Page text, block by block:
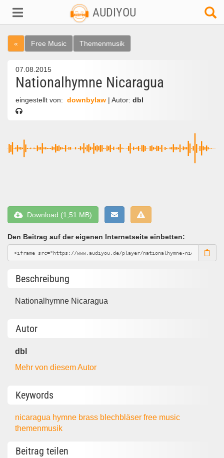
AUDIYOU
« Free Music Themenmusik
07.08.2015
Nationalhymne Nicaragua
eingestellt von: downbylaw | Autor: dbl
Download (1,51 MB)
Den Beitrag auf der eigenen Internetseite einbetten:
Beschreibung
Nationalhymne Nicaragua
Autor
dbl
Mehr von diesem Autor
Keywords
nicaragua hymne brass blechbläserfree music
themenmusik
Beitrag teilen